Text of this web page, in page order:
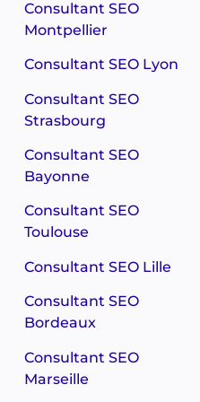
Consultant SEO
Montpellier
Consultant SEO Lyon
Consultant SEO
Strasbourg
Consultant SEO
Bayonne
Consultant SEO
Toulouse
Consultant SEO Lille
Consultant SEO
Bordeaux
Consultant SEO
Marseille